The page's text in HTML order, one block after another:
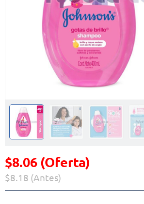
$8.06 (Oferta)
Precio reducido de
$8.18(Antes)